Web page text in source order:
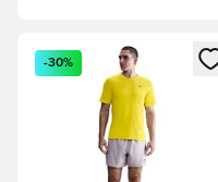
Öffnet ein Fenster zum
-30%